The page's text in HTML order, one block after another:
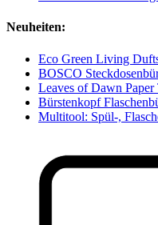
Neuheiten:
Eco Green Living
BOSCO
Leaves of Dawn Paper
Bürstenkopf
Multitool: Spül-,